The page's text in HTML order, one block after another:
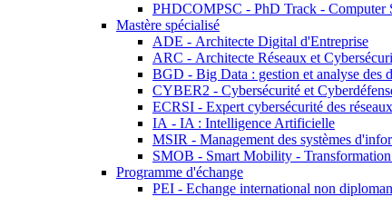
PHDCOMPSC - PhD Track - Computer
Mastère spécialisé
ADE - Architecte Digital d'Entreprise
ARC - Architecte Réseaux et
BGD - Big Data : gestion et analyse des
CYBER2 - Cybersécurité et
ECRSI - Expert cybersécurité des
IA - IA : Intelligence Artificielle
MSIR - Management des systèmes
SMOB - Smart Mobility -
Programme d'échange
PEI - Echange international non